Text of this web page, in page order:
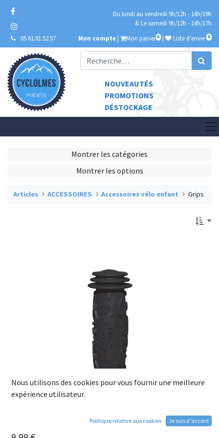
Du lundi au vendredi 9h/12h - 14h/19h
& Le samedi 9h/12h - 14h/17h
05.61.01.52.57
Mon compte | Mon panier 0 | Liste d'envie 0
NOUVEAUTÉS
PROMOTIONS
DÉSTOCKAGE
Montrer les catégories
Montrer les options
Articles ACCESSOIRES Accessoires vélo enfant Grips
Nous utilisons des cookies pour vous fournir une meilleure
expérience utilisateur.
Politique relative aux cookies Je suis d'accord